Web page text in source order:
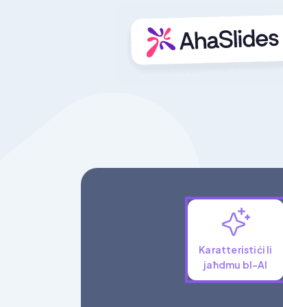
Karatteristiċi li
jaħdmu bl-AI